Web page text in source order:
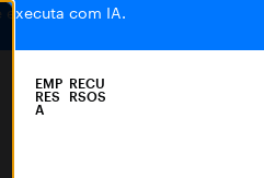
executa com IA.
EMP
RES
A
RECU
RSOS